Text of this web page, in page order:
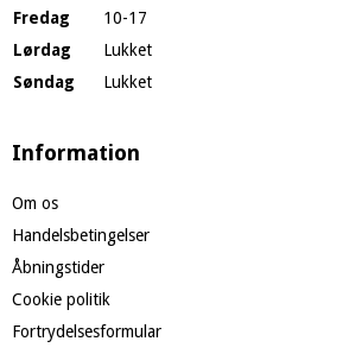
Fredag
10-17
Lørdag
Lukket
Søndag
Lukket
Information
Om os
Handelsbetingelser
Åbningstider
Cookie politik
Fortrydelsesformular